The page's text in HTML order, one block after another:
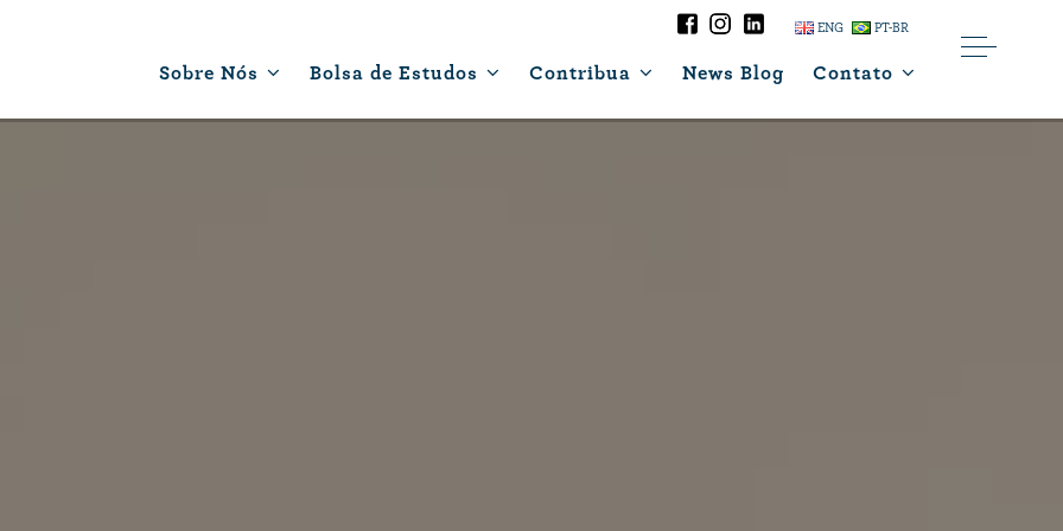
ENG PT-BR
Sobre Nós Bolsa de Estudos Contribua News Blog Contato